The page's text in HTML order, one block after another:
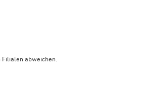
abweichen.